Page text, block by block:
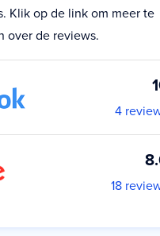
Klik op de link om meer te
over de reviews.
4
18